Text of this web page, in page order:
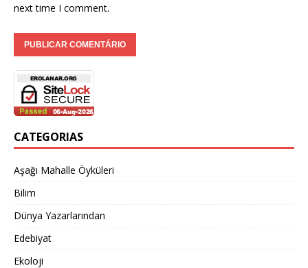
next time I comment.
CATEGORIAS
Aşağı Mahalle Öyküleri
Bilim
Dünya Yazarlarından
Edebiyat
Ekoloji